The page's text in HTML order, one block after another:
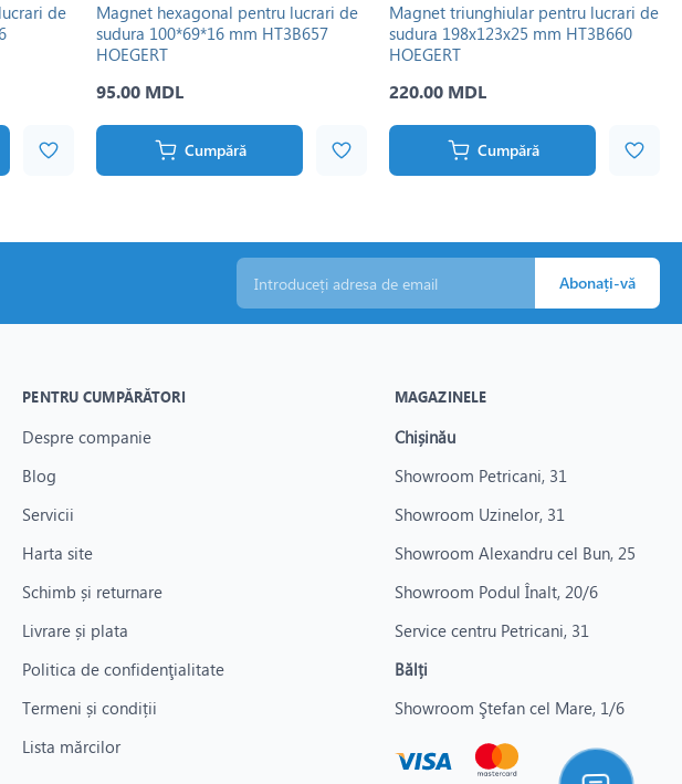
de
Magnet hexagonal pentru lucrari de
sudura 100*69*16 mm HT3B657
HOEGERT
95.00 MDL
Cumpără
Magnet triunghiular pentru lucrari de
sudura 198x123x25 mm HT3B660
HOEGERT
220.00 MDL
Cumpără
Abonați-vă
PENTRU CUMPĂRĂTORI
Despre companie
Blog
Servicii
Harta site
Schimb și returnare
Livrare și plata
Politica de confidenţialitate
Termeni și condiții
Lista mărcilor
MAGAZINELE
Chișinău
Showroom Petricani, 31
Showroom Uzinelor, 31
Showroom Alexandru cel Bun, 25
Showroom Podul Înalt, 20/6
Service centru Petricani, 31
Bălți
Showroom Ştefan cel Mare, 1/6